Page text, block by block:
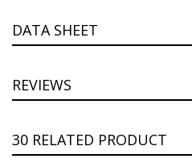
DATA SHEET
REVIEWS
30 RELATED PRODUCT